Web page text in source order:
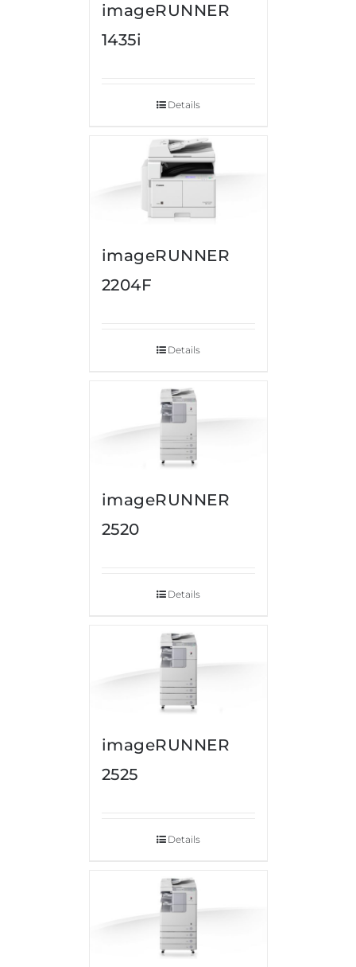
imageRUNNER
1435i
Details
imageRUNNER
2204F
Details
imageRUNNER
2520
Details
imageRUNNER
2525
Details